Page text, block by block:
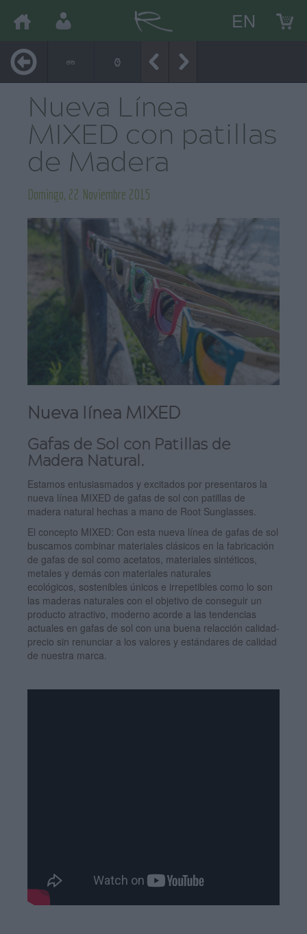
EN
Nueva Línea
MIXED con patillas
de Madera
Domingo, 22 Noviembre 2015
Nueva línea MIXED
Gafas de Sol con Patillas de
Madera Natural.
Estamos entusiasmados y excitados por presentaros la
nueva línea MIXED de gafas de sol con patillas de
madera natural hechas a mano de Root Sunglasses.
El concepto MIXED: Con esta nueva línea de gafas de sol
buscamos combinar materiales clásicos en la fabricación
de gafas de sol como acetatos, materiales sintéticos,
metales y demás con materiales naturales
ecológicos, sostenibles únicos e irrepetibles como lo son
las maderas naturales con el objetivo de conseguir un
producto atractivo, moderno acorde a las tendencias
actuales en gafas de sol con una buena relacción calidad-
precio sin renunciar a los valores y estándares de calidad
de nuestra marca.